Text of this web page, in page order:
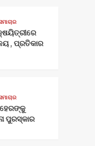
, ପ୍ରତିକାର
ପୁରସ୍କାର